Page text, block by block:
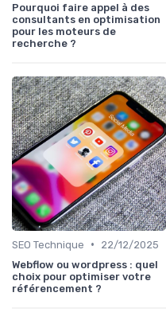
Pourquoi faire appel à des
consultants en optimisation
pour les moteurs de
recherche ?
SEO Technique •
22/12/2025
Webflow ou wordpress : quel
choix pour optimiser votre
référencement ?